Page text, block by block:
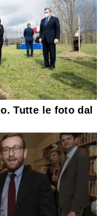
Tutte le foto dal